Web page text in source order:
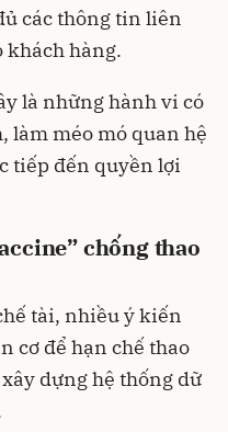
các thông tin liên
khách hàng.
là những hành vi có
làm méo mó quan hệ
tiếp đến quyền lợi
chống thao
tài, nhiều ý kiến
cơ để hạn chế thao
dựng hệ thống dữ